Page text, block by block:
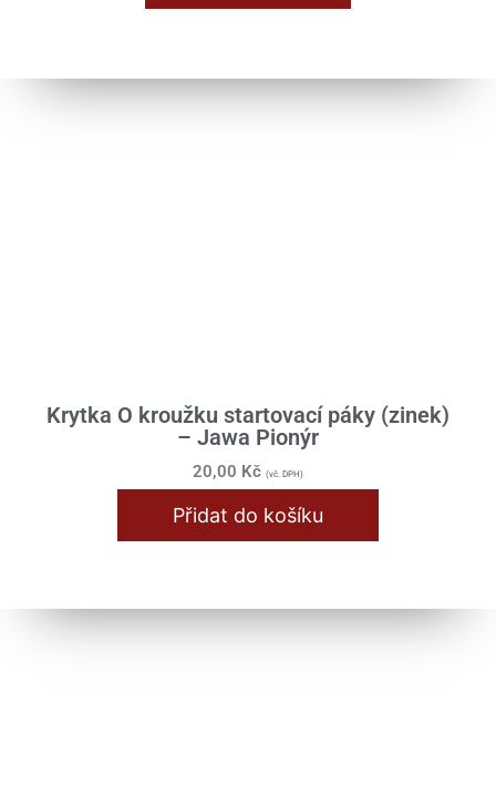
Krytka O kroužku startovací páky (zinek)
– Jawa Pionýr
20,00 Kč (vč. DPH)
Přidat do košíku